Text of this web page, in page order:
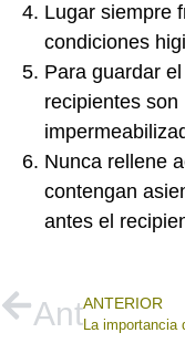
Lugar siempre
condiciones
Para guardar
recipientes
Nunca rellene
contengan
antes el
AntANTERIOR